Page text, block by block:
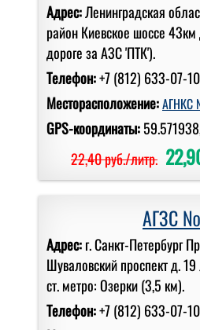
Адрес:Ленинградская
район Киевское шоссе
дороге за АЗС 'ПТК').
Телефон:+7 (812) 633-07-
Месторасположение:АГНКС
GPS-координаты:
22,40 руб./литр.
АГЗС
Адрес:г. Санкт-Петербург
Шуваловский проспект д.
ст. метро: Озерки (3,5 км).
Телефон:+7 (812) 633-07-